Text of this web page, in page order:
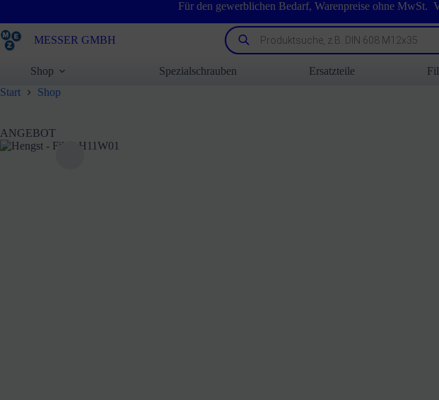
springen
Für den gewerblichen Bedarf, Warenpreise ohne MwSt.
MESSER GMBH
Products
search
Shop Spezialschrauben Ersatzteile
Start
Shop
ANGEBOT